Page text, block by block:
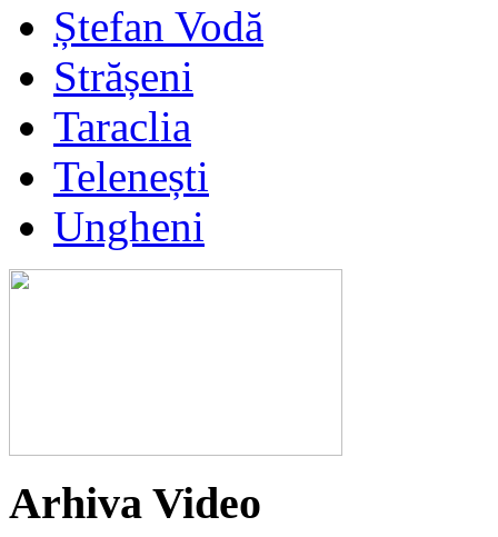
Ștefan Vodă
Strășeni
Taraclia
Telenești
Ungheni
Arhiva Video